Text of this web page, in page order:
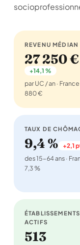
REVENU MÉDIAN
27 250 €
+14,1 %
par UC / an ·
880 €
TAUX DE
9,4 % +2,1
des 15-64 ans ·
7,3 %
ÉTABLISSEMENTS
ACTIFS
513